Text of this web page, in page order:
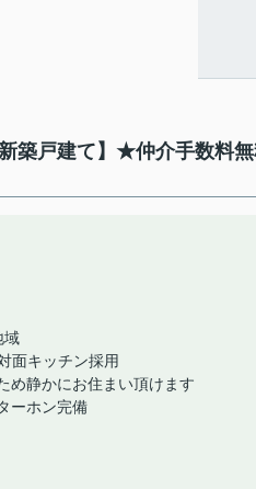
新築戸建て】★仲介手数料
域
面キッチン採用
め静かにお住まい頂けます
ーホン完備